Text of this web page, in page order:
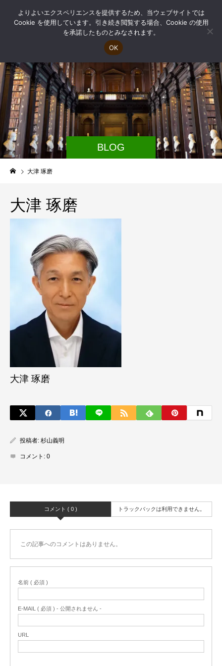
BLOG
大津 琢磨
大津 琢磨
大津 琢磨
投稿者: 杉山義明
コメント: 0
コメント ( 0 ) トラックバックは利用できません。
この記事へのコメントはありません。
名前 ( 必須 )
E-MAIL ( 必須 ) - 公開されません -
URL
よりよいエクスペリエンスを提供するため、当ウェブサイトでは
Cookie を使用しています。引き続き閲覧する場合、Cookie の使用
を承諾したものとみなされます。
OK